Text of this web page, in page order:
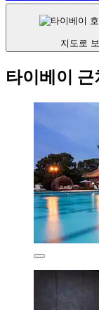
지도로
타이베이 근